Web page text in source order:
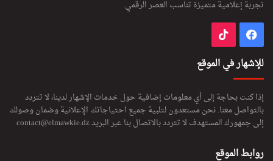
تجربة إعلامية متميزة تناسب العصر الرقمي.
فيسبوك
للإشهار في الموقع
إذا كنت بحاجة إلى أي معلومات إضافية حول خدمات الإشهار لدينا، لا تتردد
بالتواصل معنا. نحن مستعدون لتلبية جميع احتياجاتك الإعلانية وضمان وصولك
إلى جمهورك المستهدف لا تتردد بالاتصال بنا عبر البريدcontact@elmawkie.dz
روابط الموقع